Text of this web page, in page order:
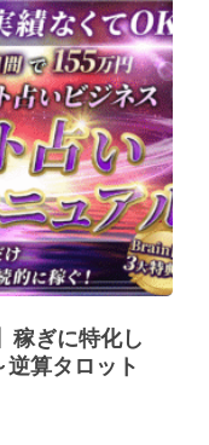
稼ぎに特化し
算タロット